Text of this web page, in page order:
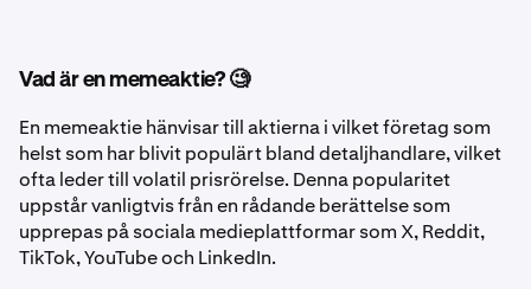
Vad är en memeaktie? 🧐
En memeaktie hänvisar till aktierna i vilket företag som
helst som har blivit populärt bland detaljhandlare, vilket
ofta leder till volatil prisrörelse. Denna popularitet
uppstår vanligtvis från en rådande berättelse som
upprepas på sociala medieplattformar som X, Reddit,
TikTok, YouTube och LinkedIn.